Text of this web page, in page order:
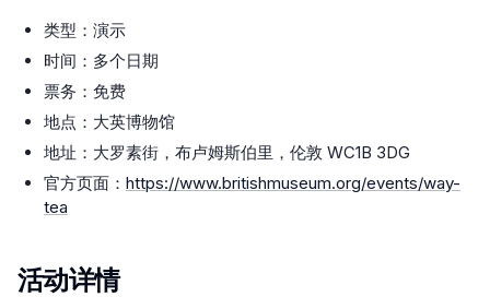
类型：演示
时间：多个日期
票务：免费
地点：大英博物馆
地址：大罗素街，布卢姆斯伯里，伦敦 WC1B 3DG
官方页面： https://www.britishmuseum.org/events/way-
tea
活动详情